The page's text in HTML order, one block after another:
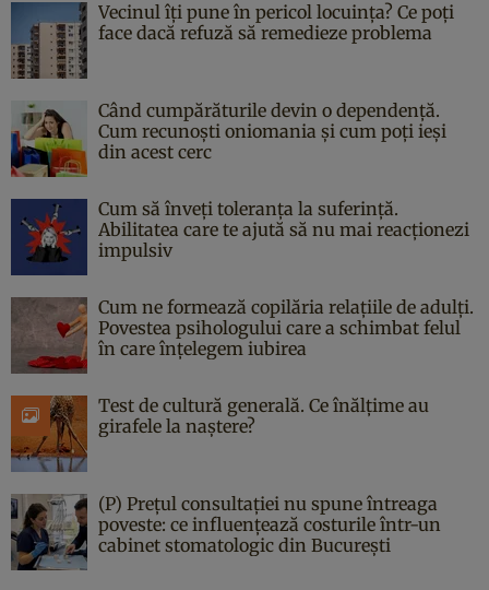
Vecinul îți pune în pericol locuința? Ce poți
face dacă refuză să remedieze problema
Când cumpărăturile devin o dependență.
Cum recunoști oniomania și cum poți ieși
din acest cerc
Cum să înveți toleranța la suferință.
Abilitatea care te ajută să nu mai reacționezi
impulsiv
Cum ne formează copilăria relațiile de adulți.
Povestea psihologului care a schimbat felul
în care înțelegem iubirea
Test de cultură generală. Ce înălțime au
girafele la naștere?
(P) Prețul consultației nu spune întreaga
poveste: ce influențează costurile într-un
cabinet stomatologic din București